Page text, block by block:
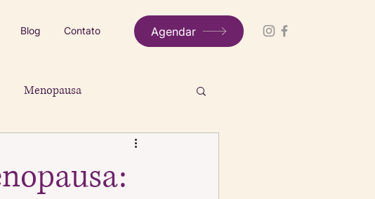
Blog Contato Agendar
Menopausa